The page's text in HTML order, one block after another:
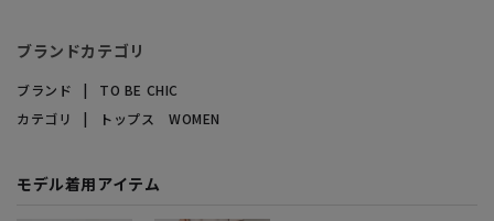
ブランドカテゴリ
ブランド
TO BE CHIC
カテゴリ
トップス WOMEN
モデル着用アイテム